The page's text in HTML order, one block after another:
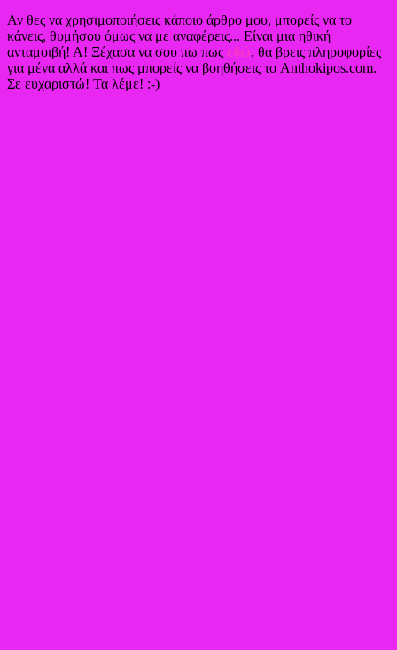
Αν θες να χρησιμοποιήσεις κάποιο άρθρο μου, μπορείς να το
κάνεις, θυμήσου όμως να με αναφέρεις... Είναι μια ηθική
ανταμοιβή! Α! Ξέχασα να σου πω πως εδώ, θα βρεις πληροφορίες
για μένα αλλά και πως μπορείς να βοηθήσεις το Anthokipos.com.
Σε ευχαριστώ! Τα λέμε! :-)